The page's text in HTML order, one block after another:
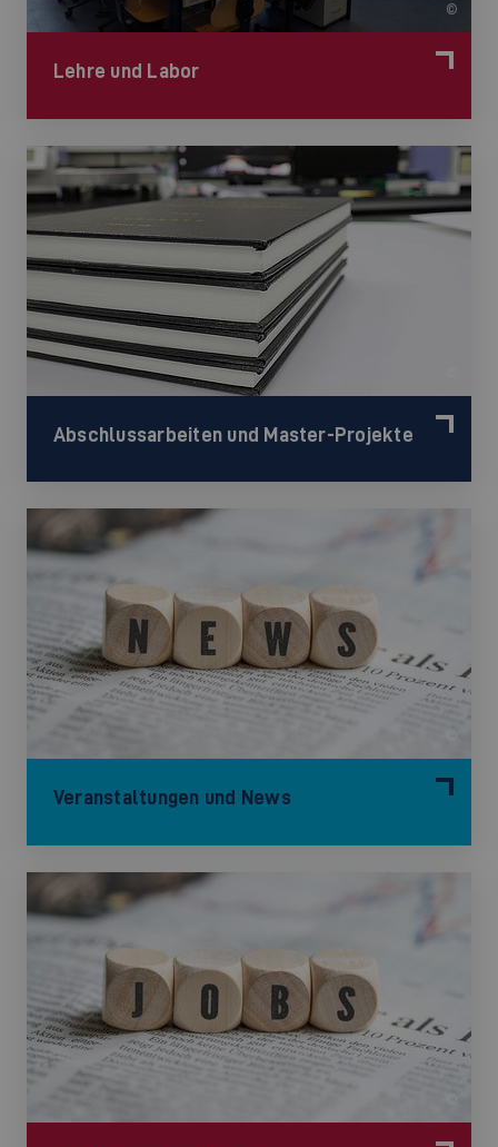
©
Lehre und Labor
Abschlussarbeiten und Master-Projekte
Veranstaltungen und News